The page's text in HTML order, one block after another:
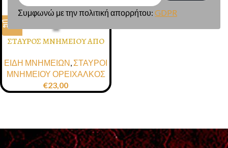
Συμφωνώ με την πολιτική απορρήτου: GDPR
ΣΤΑΥΡΟΣ ΜΝΗΜΕΙΟΥ ΑΠΟ
ΟΞΥΝΤΕ
ΕΙΔΗ ΜΝΗΜΕΙΩΝ, ΣΤΑΥΡΟΙ
ΜΝΗΜΕΙΟΥ ΟΡΕΙΧΑΛΚΟΣ
€23,00